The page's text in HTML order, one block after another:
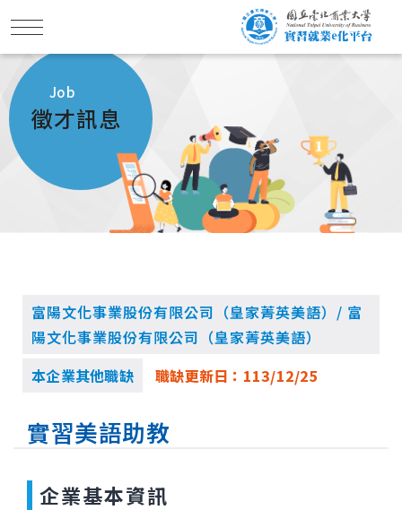
Job
徵才訊息
富陽文化事業股份有限公司（皇家菁英美語）/ 富
陽文化事業股份有限公司（皇家菁英美語）
本企業其他職缺
職缺更新日： 113/12/25
實習美語助教
企業基本資訊